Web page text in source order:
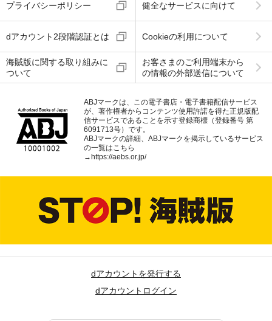
プライバシーポリシー 健全なサービスに向けて
dアカウント2段階認証とは Cookieの利用について
海賊版に関する取り組みに
ついて
お客さまのご利用端末から
の情報の外部送信について
ABJマークは、この電子書店・電子書籍配信サービス
が、著作権者からコンテンツ使用許諾を得た正規版配
信サービスであることを示す登録商標（登録番号 第
6091713号）です。
ABJマークの詳細、ABJマークを掲示しているサービス
の一覧はこちら
→ https://aebs.or.jp/
dアカウントを発行する
dアカウントログイン